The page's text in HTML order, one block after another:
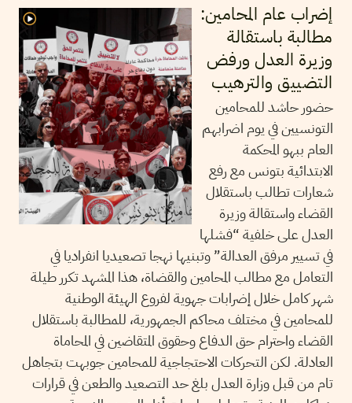
إضراب عام المحامين:
مطالبة باستقالة
وزيرة العدل ورفض
التضييق والترهيب
حضور حاشد للمحامين
التونسيين في يوم اضرابهم
العام ببهو المحكمة
الابتدائية بتونس مع رفع
شعارات تطالب باستقلال
القضاء واستقالة وزيرة
العدل على خلفية “فشلها
في تسيير مرفق العدالة” وتبنيها نهجا تصعيديا انفراديا في
التعامل مع مطالب المحامين والقضاة، هذا المشهد تكرر طيلة
شهر كامل خلال إضرابات جهوية لفروع الهيئة الوطنية
للمحامين في مختلف محاكم الجمهورية، للمطالبة باستقلال
القضاء واحترام حق الدفاع وحقوق المتقاضين في المحاماة
العادلة. لكن التحركات الاحتجاجية للمحامين جوبهت بتجاهل
تام من قبل وزارة العدل بلغ حد التصعيد والطعن في قرارات